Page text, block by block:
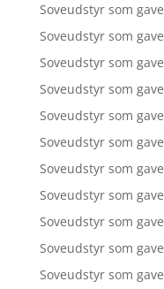
Soveudstyr som gave
Soveudstyr som gave
Soveudstyr som gave
Soveudstyr som gave
Soveudstyr som gave
Soveudstyr som gave
Soveudstyr som gave
Soveudstyr som gave
Soveudstyr som gave
Soveudstyr som gave
Soveudstyr som gave